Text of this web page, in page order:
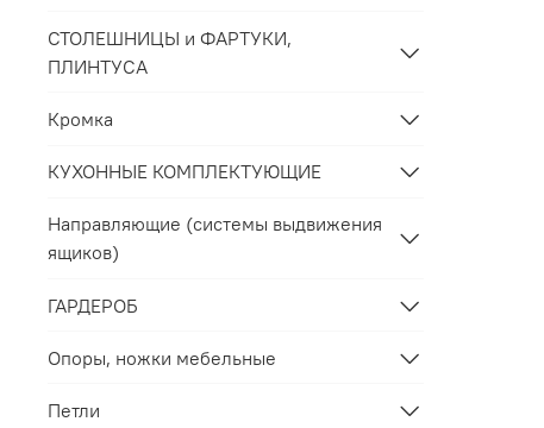
СТОЛЕШНИЦЫ и ФАРТУКИ,
ПЛИНТУСА
Кромка
КУХОННЫЕ КОМПЛЕКТУЮЩИЕ
Направляющие (системы выдвижения
ящиков)
ГАРДЕРОБ
Опоры, ножки мебельные
Петли